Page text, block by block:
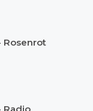
Rosenrot